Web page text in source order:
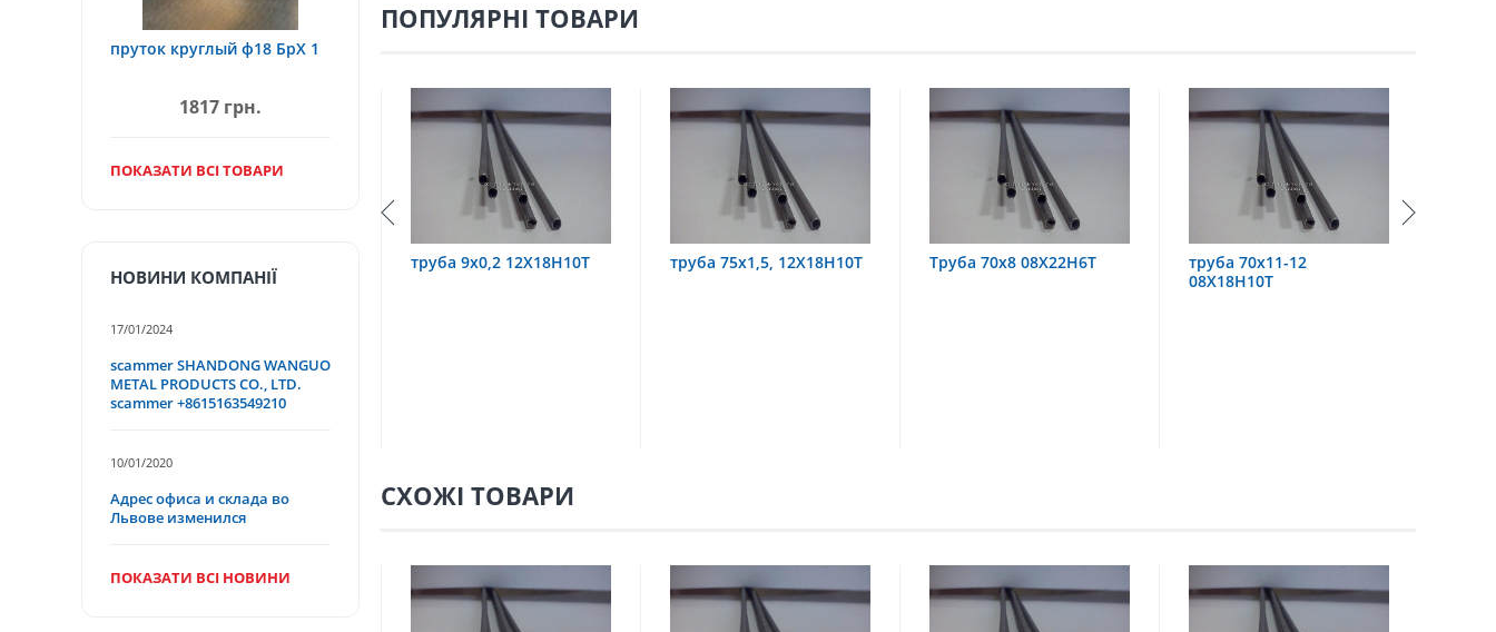
ПОПУЛЯРНІ ТОВАРИ
труба 75х1,5, 12Х18Н10Т Труба 70х8 08Х22Н6Т
труба 70х11-12
труба 60х6 08Х18Н10
СХОЖІ ТОВАРИ
пруток круглый ф18 БрХ 1
1817 грн.
ПОКАЗАТИ ВСІ ТОВАРИ
НОВИНИ КОМПАНІЇ
17/01/2024
scammer SHANDONG WANGUO
METAL PRODUCTS CO., LTD.
scammer +8615163549210
10/01/2020
Адрес офиса и склада во
Львове изменился
ПОКАЗАТИ ВСІ НОВИНИ